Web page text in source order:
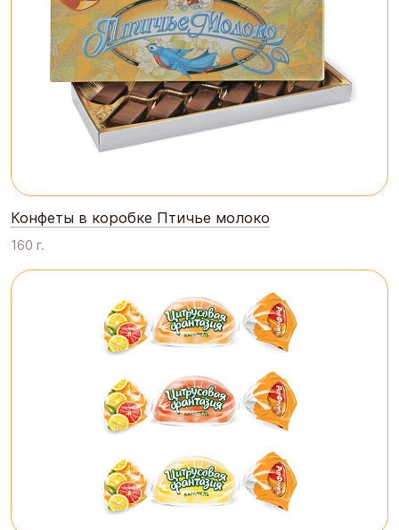
Конфеты в коробке Птичье молоко
160 г.